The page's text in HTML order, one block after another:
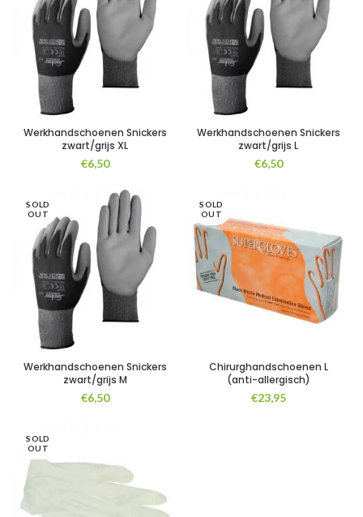
Werkhandschoenen Snickers
zwart/grijs XL
€6,50
Werkhandschoenen Snickers
zwart/grijs L
€6,50
SOLD
OUT
Werkhandschoenen Snickers
zwart/grijs M
€6,50
SOLD
OUT
Chirurghandschoenen L
(anti-allergisch)
€23,95
SOLD
OUT